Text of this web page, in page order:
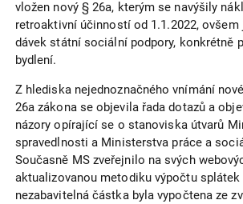
vložen nový § 26a, kterým se navýšily
retroaktivní účinností od 1.1.2022, ovšem
dávek státní sociální podpory, konkrétně
bydlení.
Z hlediska nejednoznačného vnímání
26a zákona se objevila řada dotazů a
názory opírající se o stanoviska útvarů
spravedlnosti a Ministerstva práce a
Současně MS zveřejnilo na svých
aktualizovanou metodiku výpočtu splátek
nezabavitelná částka byla vypočtena ze